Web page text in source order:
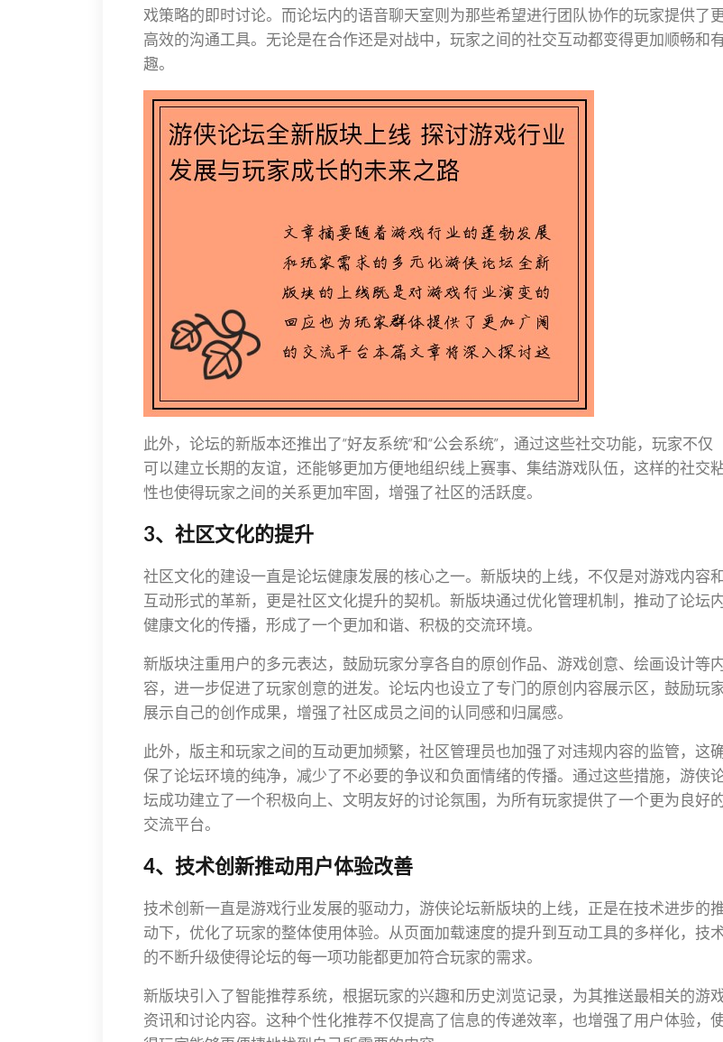
戏策略的即时讨论。而论坛内的语音聊天室则为那些希望进行团队协作的玩家提供了
高效的沟通工具。无论是在合作还是对战中，玩家之间的社交互动都变得更加顺畅和
趣。
此外，论坛的新版本还推出了“好友系统”和“公会系统”，通过这些社交功能，玩家不仅
可以建立长期的友谊，还能够更加方便地组织线上赛事、集结游戏队伍，这样的社交
性也使得玩家之间的关系更加牢固，增强了社区的活跃度。
3、社区文化的提升
社区文化的建设一直是论坛健康发展的核心之一。新版块的上线，不仅是对游戏内容
互动形式的革新，更是社区文化提升的契机。新版块通过优化管理机制，推动了论坛
健康文化的传播，形成了一个更加和谐、积极的交流环境。
新版块注重用户的多元表达，鼓励玩家分享各自的原创作品、游戏创意、绘画设计等
容，进一步促进了玩家创意的迸发。论坛内也设立了专门的原创内容展示区，鼓励玩
展示自己的创作成果，增强了社区成员之间的认同感和归属感。
此外，版主和玩家之间的互动更加频繁，社区管理员也加强了对违规内容的监管，这
保了论坛环境的纯净，减少了不必要的争议和负面情绪的传播。通过这些措施，游侠
坛成功建立了一个积极向上、文明友好的讨论氛围，为所有玩家提供了一个更为良好
交流平台。
4、技术创新推动用户体验改善
技术创新一直是游戏行业发展的驱动力，游侠论坛新版块的上线，正是在技术进步的
动下，优化了玩家的整体使用体验。从页面加载速度的提升到互动工具的多样化，技
的不断升级使得论坛的每一项功能都更加符合玩家的需求。
新版块引入了智能推荐系统，根据玩家的兴趣和历史浏览记录，为其推送最相关的游
资讯和讨论内容。这种个性化推荐不仅提高了信息的传递效率，也增强了用户体验，